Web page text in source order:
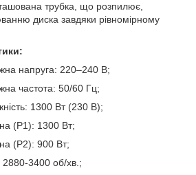
трубка, що розпилює,
диска завдяки рівномірному
напруга: 220–240 В;
частота: 50/60 Гц;
1300 Вт (230 В);
(P1): 1300 Вт;
(P2): 900 Вт;
2880-3400 об/хв.;